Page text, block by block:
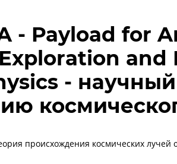
- Payload for
and
-
происхождения космических лучей